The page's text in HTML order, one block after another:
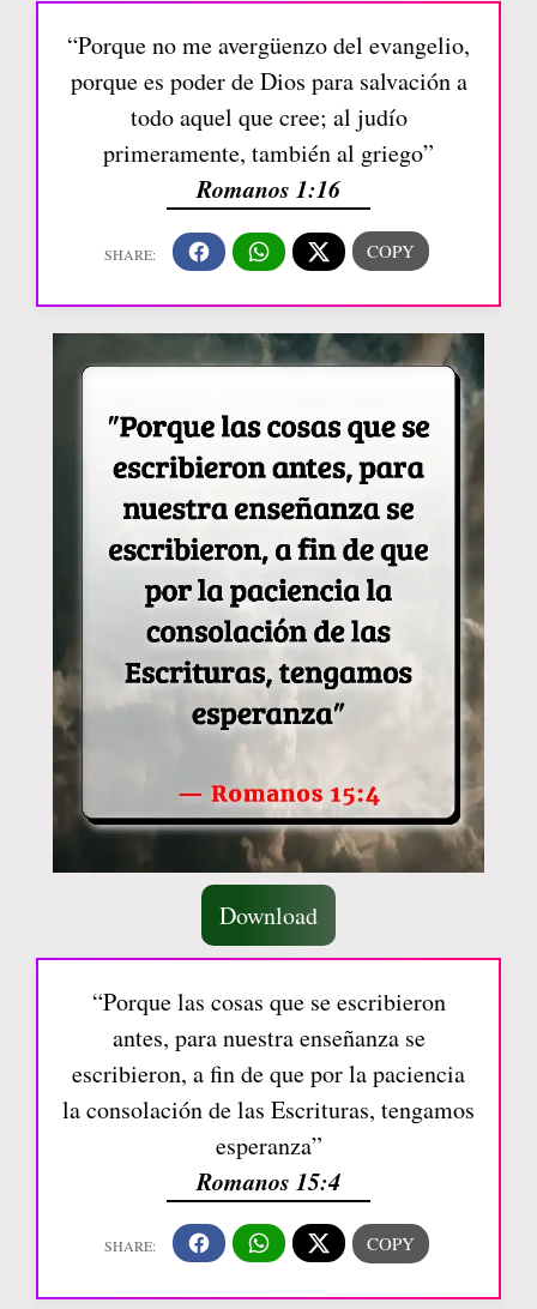
“Porque no me avergüenzo del evangelio,
porque es poder de Dios para salvación a
todo aquel que cree; al judío
primeramente, también al griego”
Romanos 1:16
Download
“Porque las cosas que se escribieron
antes, para nuestra enseñanza se
escribieron, a fin de que por la paciencia
la consolación de las Escrituras, tengamos
esperanza”
Romanos 15:4